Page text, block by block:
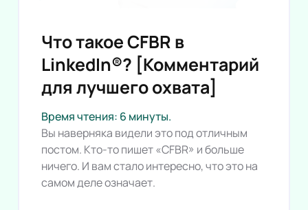
Что такое CFBR в
LinkedIn®? [Комментарий
для лучшего охвата]
Время чтения: 6 минуты.
Вы наверняка видели это под отличным
постом. Кто-то пишет «CFBR» и больше
ничего. И вам стало интересно, что это на
самом деле означает.